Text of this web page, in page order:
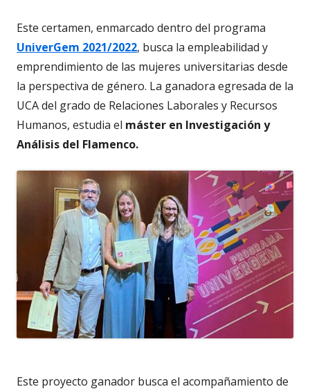
Este certamen, enmarcado dentro del programa
UniverGem 2021/2022, busca la empleabilidad y
emprendimiento de las mujeres universitarias desde
la perspectiva de género. La ganadora egresada de la
UCA del grado de Relaciones Laborales y Recursos
Humanos, estudia el máster en Investigación y
Análisis del Flamenco.
Este proyecto ganador busca el acompañamiento de